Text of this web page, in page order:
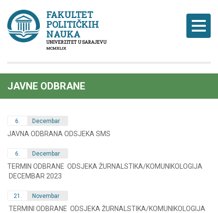
FAKULTET
POLITIČKIH
NAUKA
UNIVERZITET U SARAJEVU
MCMXLIX
JAVNE ODBRANE
6. Decembar
JAVNA ODBRANA ODSJEKA SMS
6. Decembar
TERMIN ODBRANE ODSJEKA ŽURNALSTIKA/KOMUNIKOLOGIJA
DECEMBAR 2023
21. Novembar
TERMINI ODBRANE ODSJEKA ŽURNALSTIKA/KOMUNIKOLOGIJA